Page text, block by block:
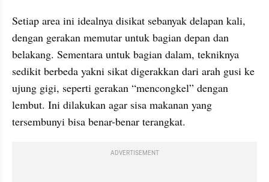
Setiap area ini idealnya disikat sebanyak delapan kali,
dengan gerakan memutar untuk bagian depan dan
belakang. Sementara untuk bagian dalam, tekniknya
sedikit berbeda yakni sikat digerakkan dari arah gusi ke
ujung gigi, seperti gerakan “mencongkel” dengan
lembut. Ini dilakukan agar sisa makanan yang
tersembunyi bisa benar-benar terangkat.
ADVERTISEMENT